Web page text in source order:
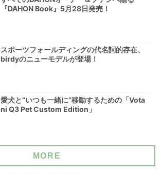
『DAHON Book』5月28日発売！
スポーツフォールディングの代名詞的存在、
birdyのニューモデルが登場！
愛犬と“いつも一緒に”移動するための「Vota
ni Q3 Pet Custom Edition」
MORE